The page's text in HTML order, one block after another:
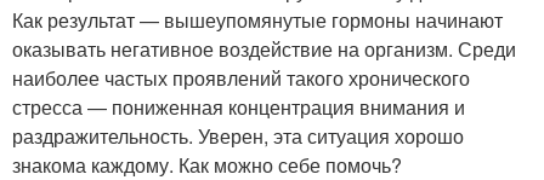
Как результат — вышеупомянутые гормоны начинают
оказывать негативное воздействие на организм. Среди
наиболее частых проявлений такого хронического
стресса — пониженная концентрация внимания и
раздражительность. Уверен, эта ситуация хорошо
знакома каждому. Как можно себе помочь?